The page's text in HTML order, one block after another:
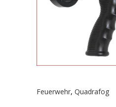
Feuerwehr, Quadrafog